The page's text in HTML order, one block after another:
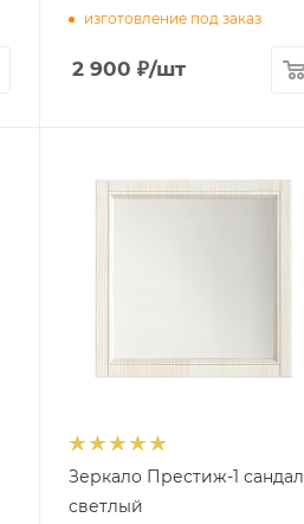
изготовление под заказ
2 900 ₽/шт
Зеркало Престиж-1 сандал
светлый